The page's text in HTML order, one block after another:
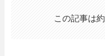
この記事は約